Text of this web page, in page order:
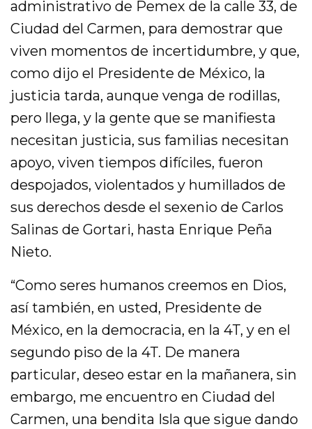
administrativo de Pemex de la calle 33, de
Ciudad del Carmen, para demostrar que
viven momentos de incertidumbre, y que,
como dijo el Presidente de México, la
justicia tarda, aunque venga de rodillas,
pero llega, y la gente que se manifiesta
necesitan justicia, sus familias necesitan
apoyo, viven tiempos difíciles, fueron
despojados, violentados y humillados de
sus derechos desde el sexenio de Carlos
Salinas de Gortari, hasta Enrique Peña
Nieto.
“Como seres humanos creemos en Dios,
así también, en usted, Presidente de
México, en la democracia, en la 4T, y en el
segundo piso de la 4T. De manera
particular, deseo estar en la mañanera, sin
embargo, me encuentro en Ciudad del
Carmen, una bendita Isla que sigue dando